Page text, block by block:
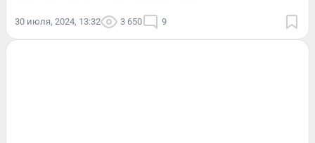
30 июля, 2024, 13:32 3 650 9